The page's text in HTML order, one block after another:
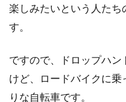
楽しみたいという人た
す。
ですので、ドロップハ
けど、ロードバイクに
りな自転車です。